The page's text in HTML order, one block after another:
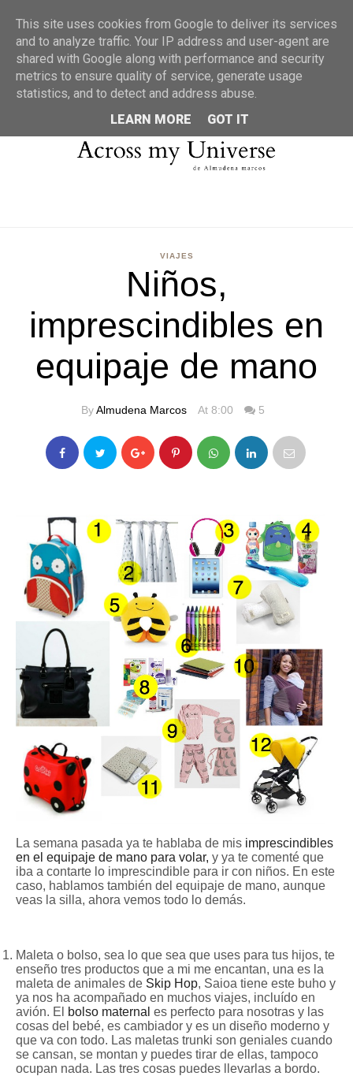
MENU
VIAJES
Niños,
imprescindibles en
equipaje de mano
ByAlmudena Marcos At 8:00 5
La semana pasada ya te hablaba de mis imprescindibles
en el equipaje de mano para volar, y ya te comenté que
iba a contarte lo imprescindible para ir con niños. En este
caso, hablamos también del equipaje de mano, aunque
veas la silla, ahora vemos todo lo demás.
Maleta o bolso, sea lo que sea que uses para tus hijos, te
enseño tres productos que a mi me encantan, una es la
maleta de animales de Skip Hop, Saioa tiene este buho y
ya nos ha acompañado en muchos viajes, incluído en
avión. El
bolso maternal es perfecto para nosotras y las
cosas del bebé, es cambiador y es un diseño moderno y
que va con todo. Las maletas trunki son geniales cuando
se cansan, se montan y puedes tirar de ellas, tampoco
ocupan nada. Las tres cosas puedes llevarlas a bordo.
This site uses cookies from Google to deliver its services
and to analyze traffic. Your IP address and user-agent are
shared with Google along with performance and security
metrics to ensure quality of service, generate usage
statistics, and to detect and address abuse.
LEARN MORE
GOT IT